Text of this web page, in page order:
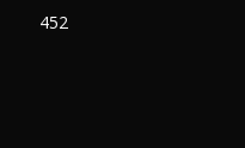
452